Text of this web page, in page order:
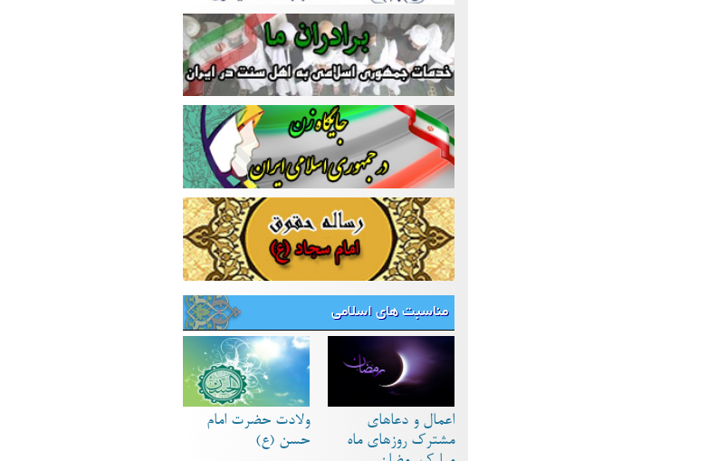
مناسبت های اسلامی
اعمال و دعاهای
مشترک روزهای ماه
ولادت حضرت امام
حسن (ع)